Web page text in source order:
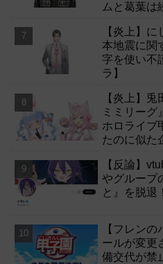
ムと葛葉は
【炎上】
本地震に関
字を使い不
ラ】
【炎上】
ミミリー
ホロライブ
たのに似た
【反論】
やグループ
と』を脱退！
【フレン
ールが変更
備交代が禁